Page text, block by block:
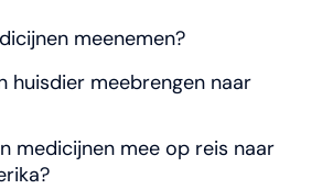
meenemen?
huisdier meebrengen naar
medicijnen mee op reis naar